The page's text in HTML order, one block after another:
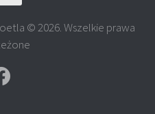
© 2026. Wszelkie prawa